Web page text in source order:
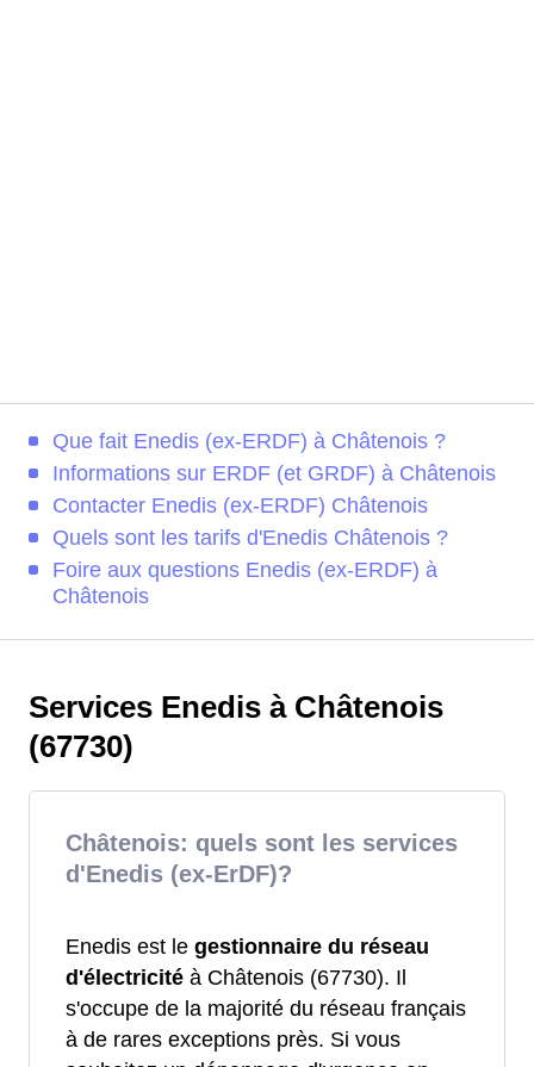
Que fait Enedis (ex-ERDF) à Châtenois ?
Informations sur ERDF (et GRDF) à Châtenois
Contacter Enedis (ex-ERDF) Châtenois
Quels sont les tarifs d'Enedis Châtenois ?
Foire aux questions Enedis (ex-ERDF) à
Châtenois
Services Enedis à Châtenois
(67730)
Châtenois: quels sont les services
d'Enedis (ex-ErDF)?
Enedis est le gestionnaire du réseau
d'électricité à Châtenois (67730). Il
s'occupe de la majorité du réseau français
à de rares exceptions près. Si vous